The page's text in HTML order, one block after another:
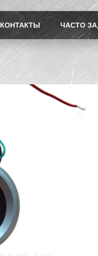
КОНТАКТЫ ЧАСТО